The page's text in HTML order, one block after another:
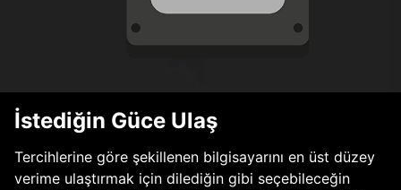
İstediğin Güce Ulaş
Tercihlerine göre şekillenen bilgisayarını en üst düzey
verime ulaştırmak için dilediğin gibi seçebileceğin